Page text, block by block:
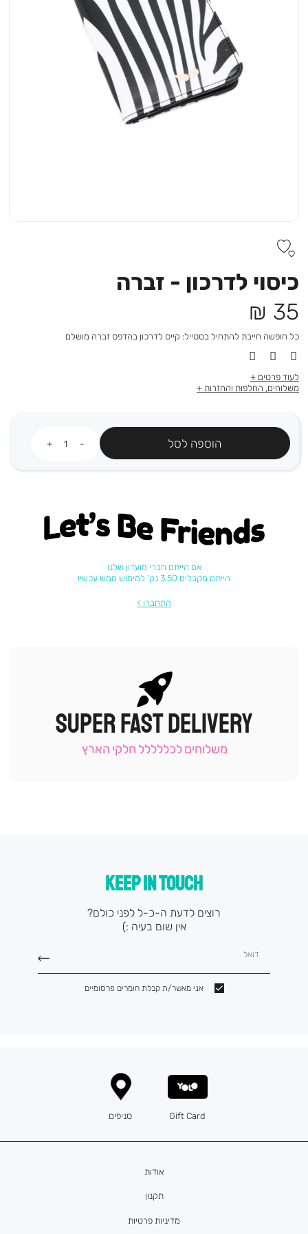
כיסוי לדרכון - זברה
מחיר
מוצר
35 ₪
כל חופשה חייבת להתחיל בסטייל: קייס לדרכון בהדפס זברה מושלם
לעוד פרטים
משלוחים, החלפות והחזרות
הוספה לסל
Let's be friends
אם הייתם חברי מועדון שלנו
הייתם מקבלים 3.50 נק' למימוש ממש עכשיו
התחברו
|
תומכי
-
SUPER FAST DELIVERY
משלוחים לכללללל חלקי הארץ
KEEP IN TOUCH
רוצים לדעת ה-כ-ל לפני כולם?
אין שום בעיה :)
דואל
אני מאשר/ת קבלת חומרים פרסומיים
אודות
תקנון
מדיניות פרטיות
Gift Card סניפים